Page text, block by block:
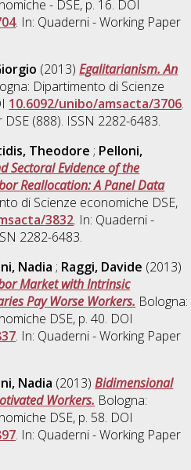
- DSE, p. 16. DOI
. In: Quaderni - Working Paper
(2013)Egalitarianism. An
Dipartimento di Scienze
10.6092/unibo/amsacta/3706.
(888). ISSN 2282-6483.
Theodore ; Pelloni,
Sectoral Evidence of the
Reallocation: A Panel Data
di Scienze economiche DSE,
3832. In: Quaderni -
2282-6483.
Nadia ; Raggi, Davide (2013)
Market with Intrinsic
Pay Worse Workers. Bologna:
DSE, p. 40. DOI
. In: Quaderni - Working Paper
Nadia (2013)Bidimensional
Workers. Bologna:
DSE, p. 58. DOI
. In: Quaderni - Working Paper